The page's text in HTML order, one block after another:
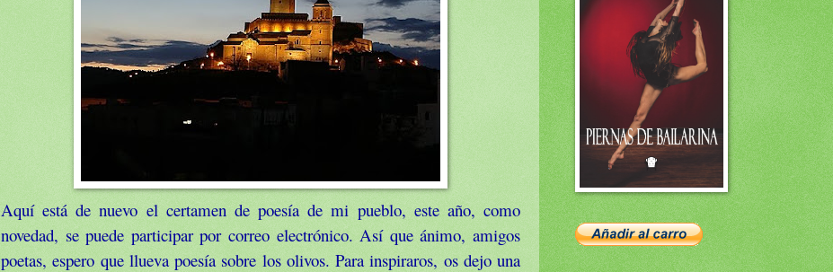
Aquí está de nuevo el certamen de poesía de mi pueblo, este año, como
novedad, se puede participar por correo electrónico. Así que ánimo, amigos
poetas, espero que llueva poesía sobre los olivos. Para inspiraros, os dejo una